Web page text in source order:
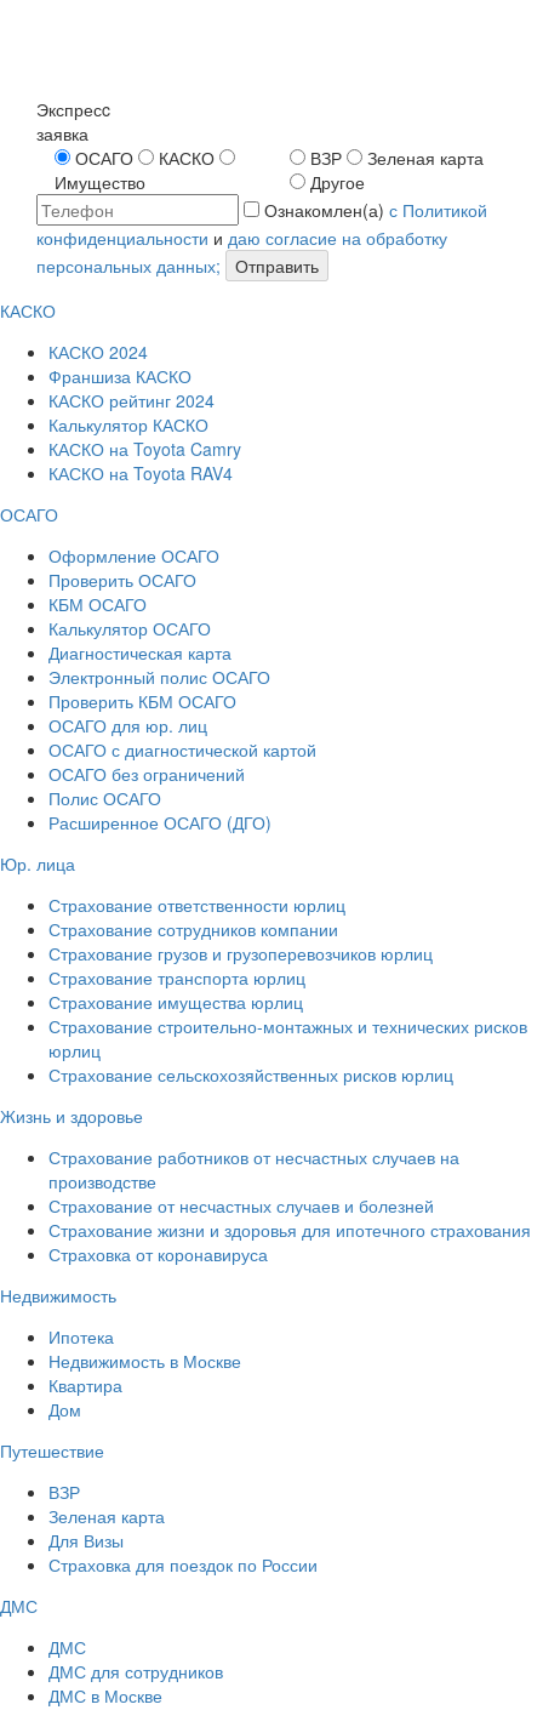
Экспресc
заявка
ОСАГО
КАСКО
Имущество
ВЗР
Зеленая карта
Другое
Ознакомлен(а) с Политикой
конфиденциальности и даю согласие на обработку
персональных данных;
Отправить
КАСКО
КАСКО 2024
Франшиза КАСКО
КАСКО рейтинг 2024
Калькулятор КАСКО
КАСКО на Toyota Camry
КАСКО на Toyota RAV4
ОСАГО
Оформление ОСАГО
Проверить ОСАГО
КБМ ОСАГО
Калькулятор ОСАГО
Диагностическая карта
Электронный полис ОСАГО
Проверить КБМ ОСАГО
ОСАГО для юр. лиц
ОСАГО с диагностической картой
ОСАГО без ограничений
Полис ОСАГО
Расширенное ОСАГО (ДГО)
Юр. лица
Страхование ответственности юрлиц
Страхование сотрудников компании
Страхование грузов и грузоперевозчиков юрлиц
Страхование транспорта юрлиц
Страхование имущества юрлиц
Страхование строительно-монтажных и технических рисков
юрлиц
Страхование сельскохозяйственных рисков юрлиц
Жизнь и здоровье
Страхование работников от несчастных случаев на
производстве
Страхование от несчастных случаев и болезней
Страхование жизни и здоровья для ипотечного страхования
Страховка от коронавируса
Недвижимость
Ипотека
Недвижимость в Москве
Квартира
Дом
Путешествие
ВЗР
Зеленая карта
Для Визы
Страховка для поездок по России
ДМС
ДМС
ДМС для сотрудников
ДМС в Москве